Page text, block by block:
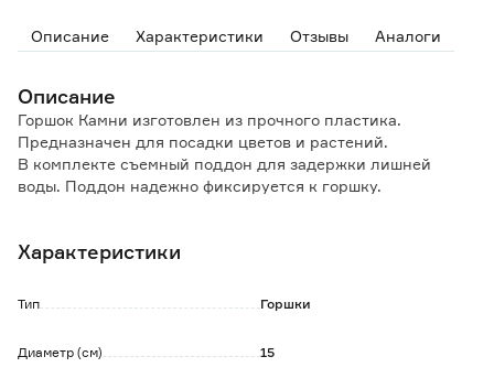
Описание Характеристики Отзывы Аналоги
Описание
Горшок Камни изготовлен из прочного пластика.
Предназначен для посадки цветов и растений.
В комплекте съемный поддон для задержки лишней
воды. Поддон надежно фиксируется к горшку.
Характеристики
Тип Горшки
Диаметр (см) 15